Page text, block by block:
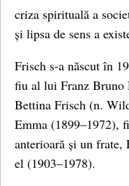
criza spirituală a
și lipsa de sens a
Frisch s-a născut în
fiu al lui Franz
Bettina Frisch (n.
Emma (1899–1972),
anterioară și un frate,
el (1903–1978).